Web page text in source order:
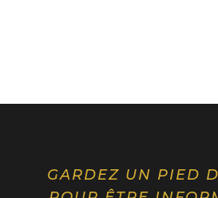
GARDEZ UN PIED